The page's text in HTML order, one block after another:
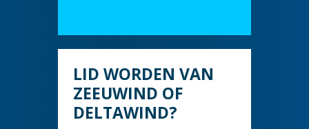
LID WORDEN VAN
ZEEUWIND OF
DELTAWIND?